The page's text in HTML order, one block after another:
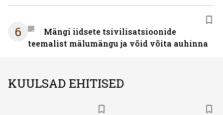
6
Mängi iidsete tsivilisatsioonide
teemalist mälumängu ja võid võita auhinna
KUULSAD EHITISED